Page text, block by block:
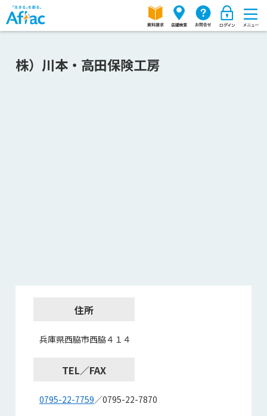
株）川本・高田保険工房
住所
兵庫県西脇市西脇４１４
TEL／FAX
0795-22-7759／0795-22-7870